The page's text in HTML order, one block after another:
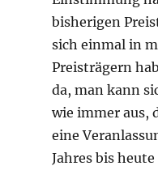
bisherigen
sich einmal in
Preisträgern
da, man kann
wie immer aus,
eine
Jahres bis